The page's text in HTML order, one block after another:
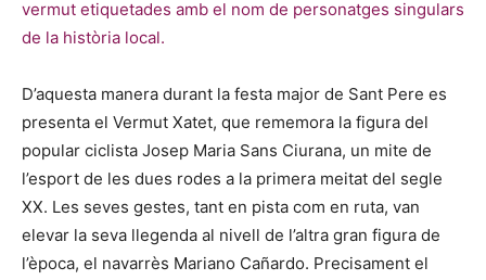
vermut etiquetades amb el nom de personatges singulars
de la història local.
D’aquesta manera durant la festa major de Sant Pere es
presenta el Vermut Xatet, que rememora la figura del
popular ciclista Josep Maria Sans Ciurana, un mite de
l’esport de les dues rodes a la primera meitat del segle
XX. Les seves gestes, tant en pista com en ruta, van
elevar la seva llegenda al nivell de l’altra gran figura de
l’època, el navarrès Mariano Cañardo. Precisament el